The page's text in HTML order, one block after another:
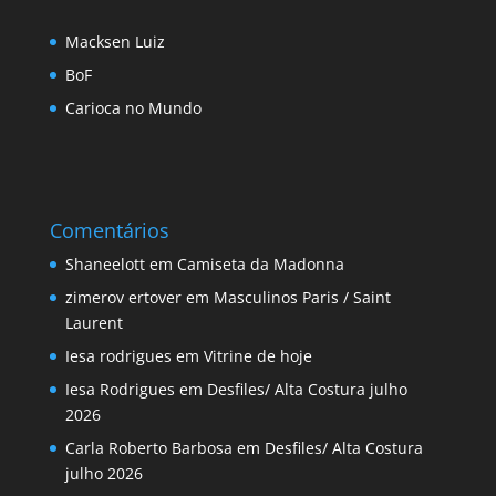
Macksen Luiz
BoF
Carioca no Mundo
Comentários
Shaneelottem Camiseta da Madonna
zimerov ertoverem Masculinos Paris / Saint
Laurent
Iesa rodrigues em Vitrine de hoje
Iesa Rodrigues em Desfiles/ Alta Costura julho
2026
Carla Roberto Barbosa em Desfiles/ Alta Costura
julho 2026